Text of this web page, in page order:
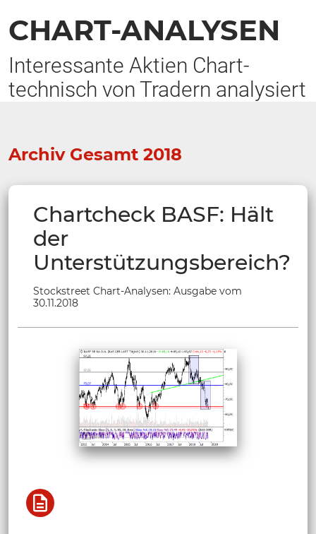
CHART-ANALYSEN
Interessante Aktien Chart-
technisch von Tradern analysiert
Archiv Gesamt 2018
Chartcheck BASF: Hält
der
Unterstützungsbereich?
Stockstreet Chart-Analysen: Ausgabe vom
30.11.2018